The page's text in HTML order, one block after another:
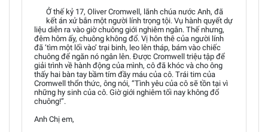
Ở thế kỷ 17, Oliver Cromwell, lãnh chúa nước Anh, đã
kết án xử bắn một người lính trọng tội. Vụ hành quyết dự
liệu diễn ra vào giờ chuông giới nghiêm ngân. Thế nhưng,
đêm hôm ấy, chuông không đổ. Vị hôn thê của người lính
đã ‘tìm một lối vào’ trại binh, leo lên tháp, bám vào chiếc
chuông để ngăn nó ngân lên. Được Cromwell triệu tập để
giải trình về hành động của mình, cô đã khóc và cho ông
thấy hai bàn tay bầm tím đầy máu của cô. Trái tim của
Cromwell thổn thức, ông nói, “Tình yêu của cô sẽ tồn tại vì
những hy sinh của cô. Giờ giới nghiêm tối nay không đổ
chuông!”.
Anh Chị em,